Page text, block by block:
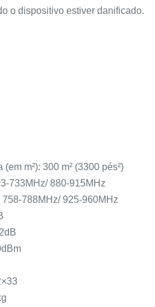
o dispositivo estiver danificado.
m²): 300 m² (3300 pés²)
733MHz/ 880-915MHz
788MHz/ 925-960MHz